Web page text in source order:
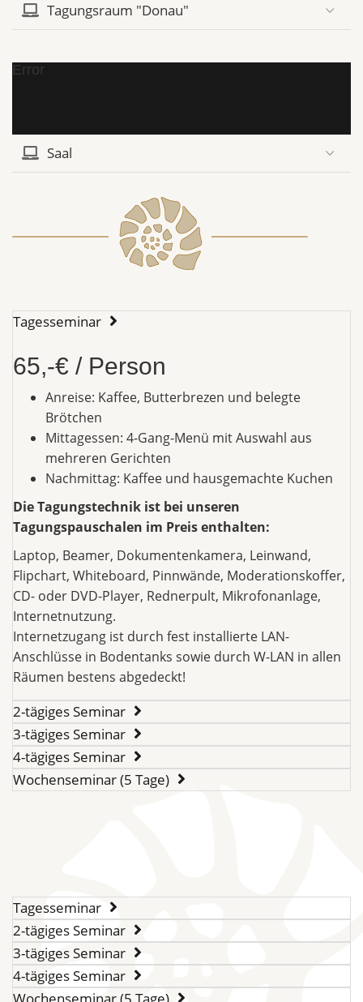
Tagungsraum "Donau"
Error
Saal
Tagesseminar
65,-€ / Person
Anreise: Kaffee, Butterbrezen und belegte
Brötchen
Mittagessen: 4-Gang-Menü mit Auswahl aus
mehreren Gerichten
Nachmittag: Kaffee und hausgemachte Kuchen
Die Tagungstechnik ist bei unseren
Tagungspauschalen im Preis enthalten:
Laptop, Beamer, Dokumentenkamera, Leinwand,
Flipchart, Whiteboard, Pinnwände, Moderationskoffer,
CD- oder DVD-Player, Rednerpult, Mikrofonanlage,
Internetnutzung.
Internetzugang ist durch fest installierte LAN-
Anschlüsse in Bodentanks sowie durch W-LAN in allen
Räumen bestens abgedeckt!
2-tägiges Seminar
3-tägiges Seminar
4-tägiges Seminar
Wochenseminar (5 Tage)
Tagesseminar
2-tägiges Seminar
3-tägiges Seminar
4-tägiges Seminar